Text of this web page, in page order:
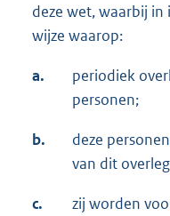
deze wet, waarbij
wijze waarop:
a.
periodiek
personen;
b.
deze
van dit
c.
zij worden